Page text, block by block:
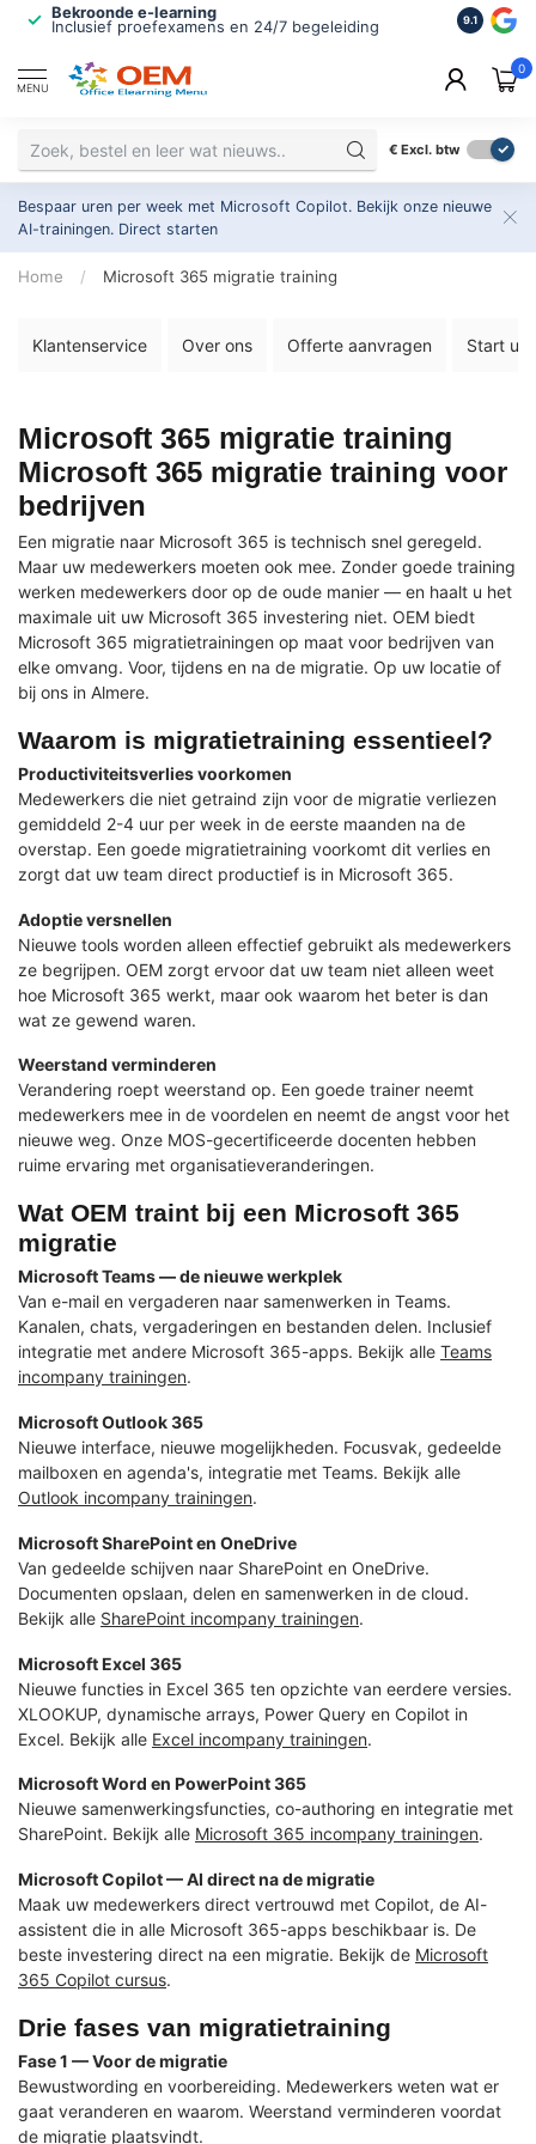
Bekroonde e-learning
Inclusief proefexamens en 24/7 begeleiding
ISO
2.500+
9.1
MENU
0
€ Excl. btw
Bespaar uren per week met Microsoft Copilot. Bekijk onze nieuwe
AI-trainingen. Direct starten
Home / Microsoft 365 migratie training
Klantenservice Over ons Offerte aanvragen Start
Microsoft 365 migratie training
Microsoft 365 migratie training voor
bedrijven
Een migratie naar Microsoft 365 is technisch snel geregeld.
Maar uw medewerkers moeten ook mee. Zonder goede training
werken medewerkers door op de oude manier — en haalt u het
maximale uit uw Microsoft 365 investering niet. OEM biedt
Microsoft 365 migratietrainingen op maat voor bedrijven van
elke omvang. Voor, tijdens en na de migratie. Op uw locatie of
bij ons in Almere.
Waarom is migratietraining essentieel?
Productiviteitsverlies voorkomen
Medewerkers die niet getraind zijn voor de migratie verliezen
gemiddeld 2-4 uur per week in de eerste maanden na de
overstap. Een goede migratietraining voorkomt dit verlies en
zorgt dat uw team direct productief is in Microsoft 365.
Adoptie versnellen
Nieuwe tools worden alleen effectief gebruikt als medewerkers
ze begrijpen. OEM zorgt ervoor dat uw team niet alleen weet
hoe Microsoft 365 werkt, maar ook waarom het beter is dan
wat ze gewend waren.
Weerstand verminderen
Verandering roept weerstand op. Een goede trainer neemt
medewerkers mee in de voordelen en neemt de angst voor het
nieuwe weg. Onze MOS-gecertificeerde docenten hebben
ruime ervaring met organisatieveranderingen.
Wat OEM traint bij een Microsoft 365
migratie
Microsoft Teams — de nieuwe werkplek
Van e-mail en vergaderen naar samenwerken in Teams.
Kanalen, chats, vergaderingen en bestanden delen. Inclusief
integratie met andere Microsoft 365-apps. Bekijk alle Teams
incompany trainingen.
Microsoft Outlook 365
Nieuwe interface, nieuwe mogelijkheden. Focusvak, gedeelde
mailboxen en agenda's, integratie met Teams. Bekijk alle
Outlook incompany trainingen.
Microsoft SharePoint en OneDrive
Van gedeelde schijven naar SharePoint en OneDrive.
Documenten opslaan, delen en samenwerken in de cloud.
Bekijk alle SharePoint incompany trainingen.
Microsoft Excel 365
Nieuwe functies in Excel 365 ten opzichte van eerdere versies.
XLOOKUP, dynamische arrays, Power Query en Copilot in
Excel. Bekijk alle Excel incompany trainingen.
Microsoft Word en PowerPoint 365
Nieuwe samenwerkingsfuncties, co-authoring en integratie met
SharePoint. Bekijk alle Microsoft 365 incompany trainingen.
Microsoft Copilot — AI direct na de migratie
Maak uw medewerkers direct vertrouwd met Copilot, de AI-
assistent die in alle Microsoft 365-apps beschikbaar is. De
beste investering direct na een migratie. Bekijk de Microsoft
365 Copilot cursus.
Drie fases van migratietraining
Fase 1 — Voor de migratie
Bewustwording en voorbereiding. Medewerkers weten wat er
gaat veranderen en waarom. Weerstand verminderen voordat
de migratie plaatsvindt.